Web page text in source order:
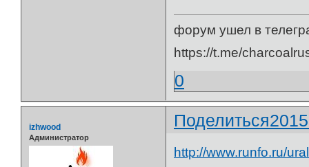
форум ушел в
https://t.me/
0
Поделиться
izhwood
Администратор
http://www.runfo.ru/